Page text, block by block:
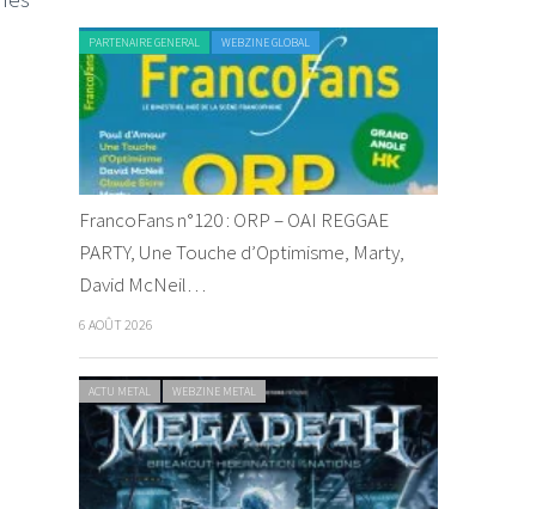
PARTENAIRE GENERAL WEBZINE GLOBAL
FrancoFans n°120 : ORP – OAI REGGAE
PARTY, Une Touche d’Optimisme, Marty,
David McNeil…
6 AOÛT 2026
ACTU METAL WEBZINE METAL